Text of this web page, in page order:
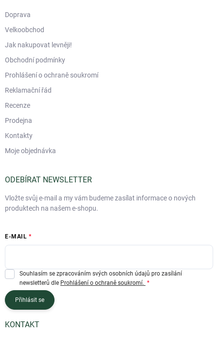
Doprava
Velkoobchod
Jak nakupovat levněji!
Obchodní podmínky
Prohlášení o ochraně soukromí
Reklamační řád
Recenze
Prodejna
Kontakty
Moje objednávka
ODEBÍRAT NEWSLETTER
Vložte svůj e-mail a my vám budeme zasílat informace o nových
produktech na našem e-shopu.
E-MAIL
Souhlasím se zpracováním svých osobních údajů pro zasílání
newsletterů dle Prohlášení o ochraně soukromí.
Přihlásit se
KONTAKT